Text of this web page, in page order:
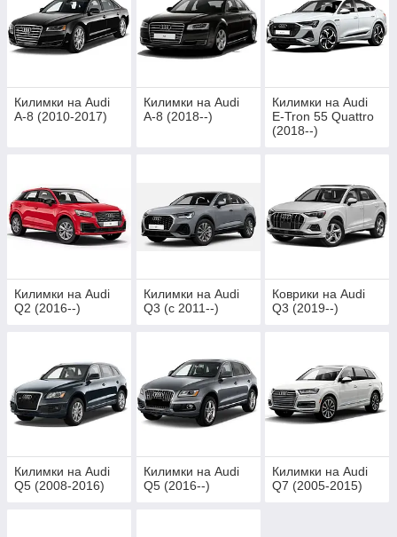
Килимки на Audi
A-8 (2010-2017)
Килимки на Audi
A-8 (2018--)
Килимки на Audi
E-Tron 55 Quattro
(2018--)
Килимки на Audi
Q2 (2016--)
Килимки на Audi
Q3 (c 2011--)
Коврики на Audi
Q3 (2019--)
Килимки на Audi
Q5 (2008-2016)
Килимки на Audi
Q5 (2016--)
Килимки на Audi
Q7 (2005-2015)